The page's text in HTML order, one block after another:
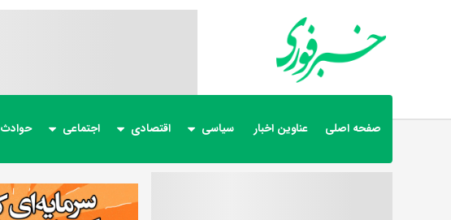
صفحه اصلی عناوین اخبار سیاسی اقتصادی اجتماعی حوادث